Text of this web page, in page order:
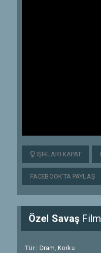
IŞIKLARI KAPAT
FACEBOOK'TA PAYLAŞ
Özel Savaş
Tür: Dram,Korku